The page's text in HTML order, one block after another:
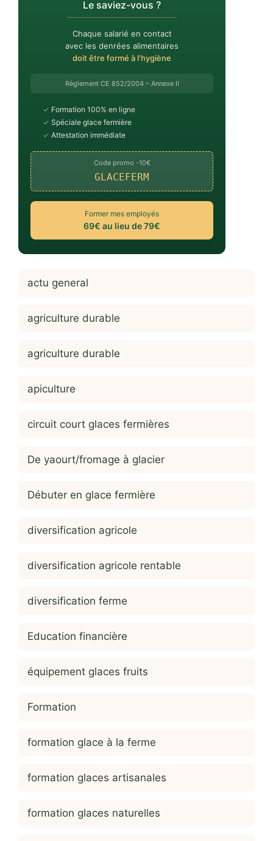
Le saviez-vous ?
Chaque salarié en contact
avec les denrées alimentaires
doit être formé à l'hygiène
Règlement CE 852/2004 – Annexe II
✓ Formation 100% en ligne
✓ Spéciale glace fermière
✓ Attestation immédiate
Code promo -10€
GLACEFERM
Former mes employés
69€ au lieu de 79€
actu general
agriculture durable
agriculture durable
apiculture
circuit court glaces fermières
De yaourt/fromage à glacier
Débuter en glace fermière
diversification agricole
diversification agricole rentable
diversification ferme
Education financière
équipement glaces fruits
Formation
formation glace à la ferme
formation glaces artisanales
formation glaces naturelles